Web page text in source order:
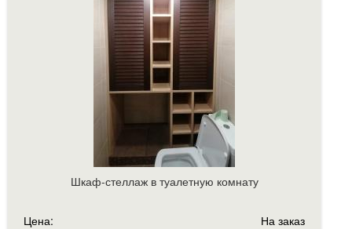
Шкаф-стеллаж в туалетную комнату
Цена: На заказ